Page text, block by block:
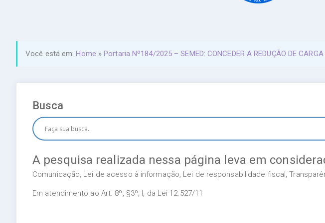
Você está em:Home »Portaria Nº184/2025 – SEMED: CONCEDER A REDUÇÃO DE CARGA
Busca
A pesquisa realizada nessa página leva em
Comunicação, Lei de acesso à informação, Lei de responsabilidade fiscal,
Em atendimento ao Art. 8º, §3º, I, da Lei 12.527/11